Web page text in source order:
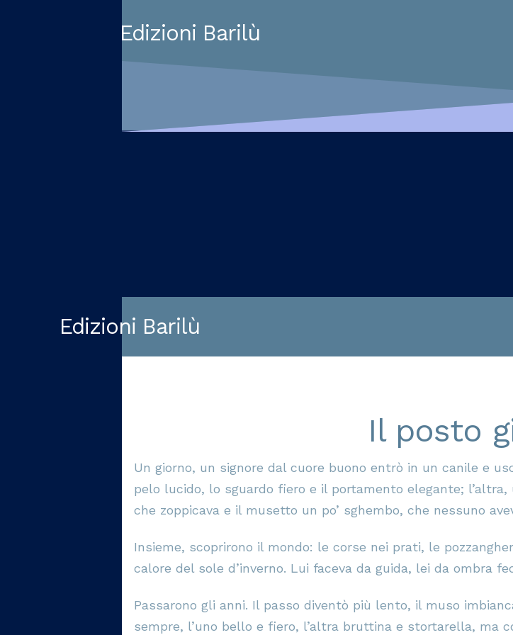
Edizioni Barilù
Edizioni Barilù
Il posto
Un giorno, un signore dal cuore buono entrò in un canile e
pelo lucido, lo sguardo fiero e il portamento elegante;
che zoppicava e il musetto un po’ sghembo, che nessuno
Insieme, scoprirono il mondo: le corse nei prati, le
calore del sole d’inverno. Lui faceva da guida, lei da ombra
Passarono gli anni. Il passo diventò più lento, il muso
sempre, l’uno bello e fiero, l’altra bruttina e stortarella, ma